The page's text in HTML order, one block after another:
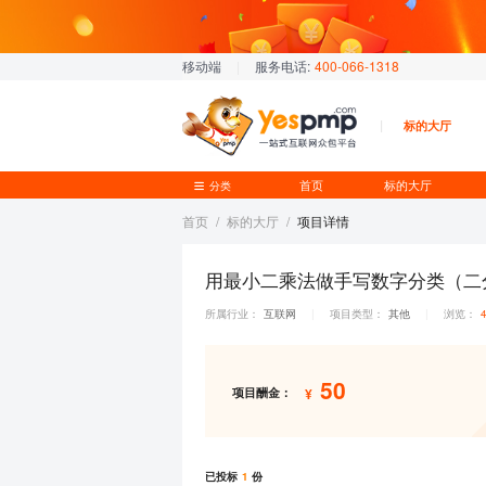
移动端 服务电话: 400-066-1318
标的大厅
分类 首页 标的大厅
首页 / 标的大厅 / 项目详情
用最小二乘法做手写数字分类（
所属行业： 互联网 项目类型： 其他 浏览：
项目酬金： ¥50
已投标 1 份